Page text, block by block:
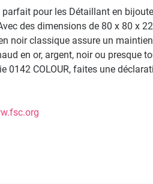
pour les Détaillant en
des dimensions de 80 x 80 x
noir classique assure un
en or, argent, noir ou presque
COLOUR, faites une